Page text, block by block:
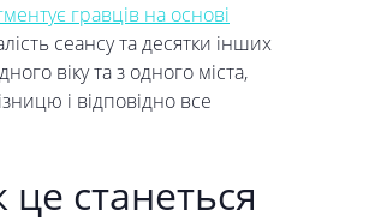
гравців на основі
сеансу та десятки інших
віку та з одного міста,
і відповідно все
станеться